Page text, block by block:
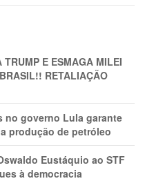
E ESMAGA MILEI
RETALIAÇÃO
no governo Lula garante
produção de petróleo
Eustáquio ao STF
à democracia